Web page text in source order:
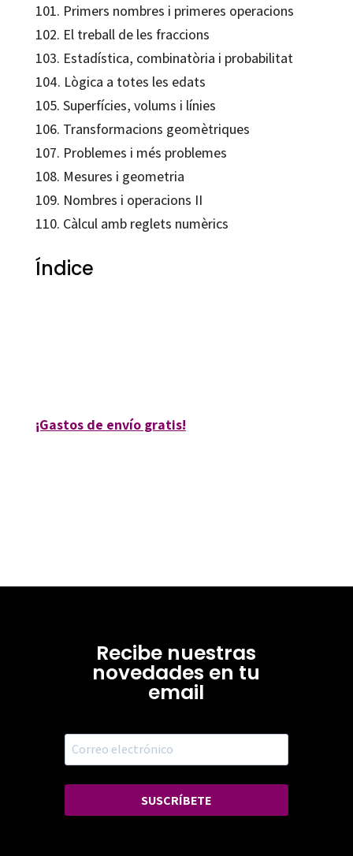
101. Primers nombres i primeres operacions
102. El treball de les fraccions
103. Estadística, combinatòria i probabilitat
104. Lògica a totes les edats
105. Superfícies, volums i línies
106. Transformacions geomètriques
107. Problemes i més problemes
108. Mesures i geometria
109. Nombres i operacions II
110. Càlcul amb reglets numèrics
Índice
¡Gastos de envío gratis!
Recibe nuestras
novedades en tu
email
SUSCRÍBETE